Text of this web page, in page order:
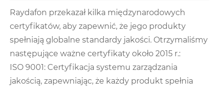
Raydafon przekazał kilka międzynarodowych
certyfikatów, aby zapewnić, że jego produkty
spełniają globalne standardy jakości. Otrzymaliśmy
następujące ważne certyfikaty około 2015 r.:
ISO 9001: Certyfikacja systemu zarządzania
jakością, zapewniając, że każdy produkt spełnia